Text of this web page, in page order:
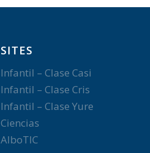
SITES
Infantil – Clase Casi
Infantil – Clase Cris
Infantil – Clase Yure
Ciencias
AlboTIC